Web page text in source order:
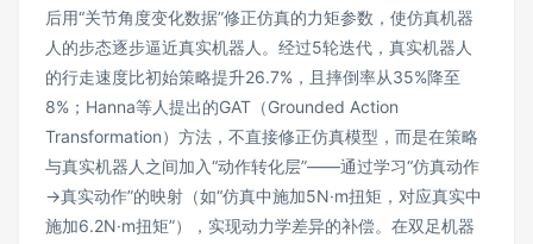
后用“关节角度变化数据”修正仿真的力矩参数，使仿真机器
人的步态逐步逼近真实机器人。经过5轮迭代，真实机器人
的行走速度比初始策略提升26.7%，且摔倒率从35%降至
8%；Hanna等人提出的GAT（Grounded Action
Transformation）方法，不直接修正仿真模型，而是在策略
与真实机器人之间加入“动作转化层”——通过学习“仿真动作
→真实动作”的映射（如“仿真中施加5N·m扭矩，对应真实中
施加6.2N·m扭矩”），实现动力学差异的补偿。在双足机器